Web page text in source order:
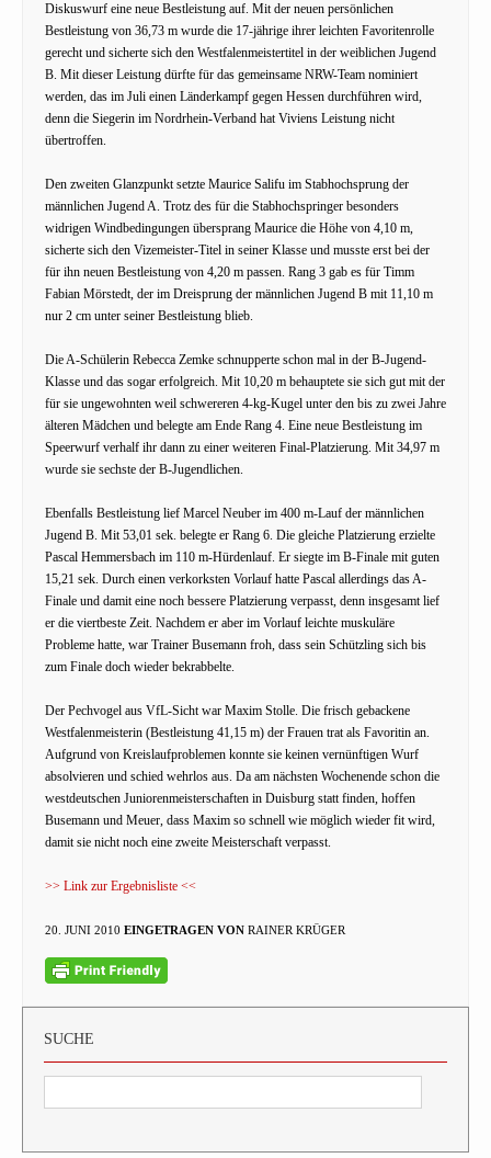
Diskuswurf eine neue Bestleistung auf. Mit der neuen persönlichen
Bestleistung von 36,73 m wurde die 17-jährige ihrer leichten Favoritenrolle
gerecht und sicherte sich den Westfalenmeistertitel in der weiblichen Jugend
B. Mit dieser Leistung dürfte für das gemeinsame NRW-Team nominiert
werden, das im Juli einen Länderkampf gegen Hessen durchführen wird,
denn die Siegerin im Nordrhein-Verband hat Viviens Leistung nicht
übertroffen.
Den zweiten Glanzpunkt setzte Maurice Salifu im Stabhochsprung der
männlichen Jugend A. Trotz des für die Stabhochspringer besonders
widrigen Windbedingungen übersprang Maurice die Höhe von 4,10 m,
sicherte sich den Vizemeister-Titel in seiner Klasse und musste erst bei der
für ihn neuen Bestleistung von 4,20 m passen. Rang 3 gab es für Timm
Fabian Mörstedt, der im Dreisprung der männlichen Jugend B mit 11,10 m
nur 2 cm unter seiner Bestleistung blieb.
Die A-Schülerin Rebecca Zemke schnupperte schon mal in der B-Jugend-
Klasse und das sogar erfolgreich. Mit 10,20 m behauptete sie sich gut mit der
für sie ungewohnten weil schwereren 4-kg-Kugel unter den bis zu zwei Jahre
älteren Mädchen und belegte am Ende Rang 4. Eine neue Bestleistung im
Speerwurf verhalf ihr dann zu einer weiteren Final-Platzierung. Mit 34,97 m
wurde sie sechste der B-Jugendlichen.
Ebenfalls Bestleistung lief Marcel Neuber im 400 m-Lauf der männlichen
Jugend B. Mit 53,01 sek. belegte er Rang 6. Die gleiche Platzierung erzielte
Pascal Hemmersbach im 110 m-Hürdenlauf. Er siegte im B-Finale mit guten
15,21 sek. Durch einen verkorksten Vorlauf hatte Pascal allerdings das A-
Finale und damit eine noch bessere Platzierung verpasst, denn insgesamt lief
er die viertbeste Zeit. Nachdem er aber im Vorlauf leichte muskuläre
Probleme hatte, war Trainer Busemann froh, dass sein Schützling sich bis
zum Finale doch wieder bekrabbelte.
Der Pechvogel aus VfL-Sicht war Maxim Stolle. Die frisch gebackene
Westfalenmeisterin (Bestleistung 41,15 m) der Frauen trat als Favoritin an.
Aufgrund von Kreislaufproblemen konnte sie keinen vernünftigen Wurf
absolvieren und schied wehrlos aus. Da am nächsten Wochenende schon die
westdeutschen Juniorenmeisterschaften in Duisburg statt finden, hoffen
Busemann und Meuer, dass Maxim so schnell wie möglich wieder fit wird,
damit sie nicht noch eine zweite Meisterschaft verpasst.
>> Link zur Ergebnisliste <<
20. JUNI 2010 EINGETRAGEN VON RAINER KRÜGER
SUCHE